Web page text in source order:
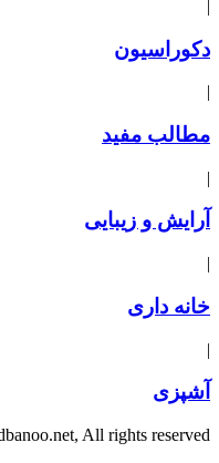
|
دکوراسیون
|
مطالب مفید
|
آرایش و زیبایی
|
خانه داری
|
آشپزی
All rights reserved.